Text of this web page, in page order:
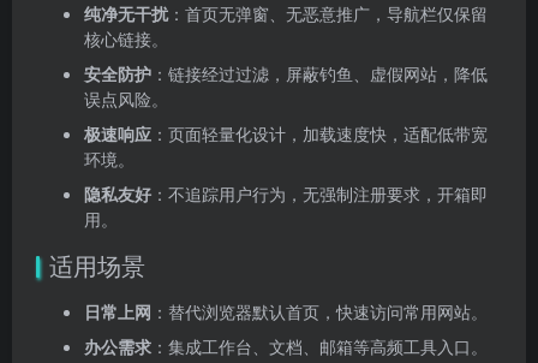
纯净无干扰：首页无弹窗、无恶意推广，导航栏仅保留
核心链接。
安全防护 ：链接经过过滤，屏蔽钓鱼、虚假网站，降低
误点风险。
极速响应 ：页面轻量化设计，加载速度快，适配低带宽
环境。
隐私友好 ：不追踪用户行为，无强制注册要求，开箱即
用。
适用场景
日常上网 ：替代浏览器默认首页，快速访问常用网站。
办公需求 ：集成工作台、文档、邮箱等高频工具入口。